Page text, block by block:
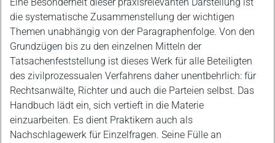
die systematische Zusammenstellung der wichtigen
Themen unabhängig von der Paragraphenfolge. Von den
Grundzügen bis zu den einzelnen Mitteln der
Tatsachenfeststellung ist dieses Werk für alle Beteiligten
des zivilprozessualen Verfahrens daher unentbehrlich: für
Rechtsanwälte, Richter und auch die Parteien selbst. Das
Handbuch lädt ein, sich vertieft in die Materie
einzuarbeiten. Es dient Praktikern auch als
Nachschlagewerk für Einzelfragen. Seine Fülle an